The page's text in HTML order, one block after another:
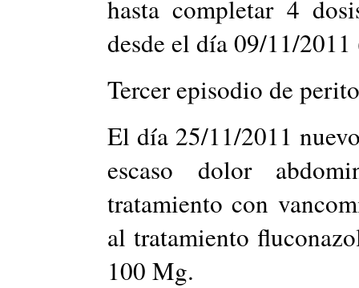
hasta completar 4
desde el día 09/11/
Tercer episodio de
El día 25/11/2011
escaso dolor
tratamiento con
al tratamiento
100 Mg.